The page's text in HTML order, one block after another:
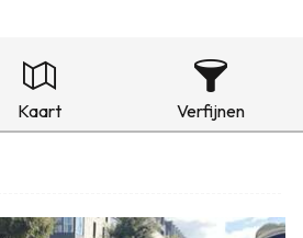
Kaart Verfijnen